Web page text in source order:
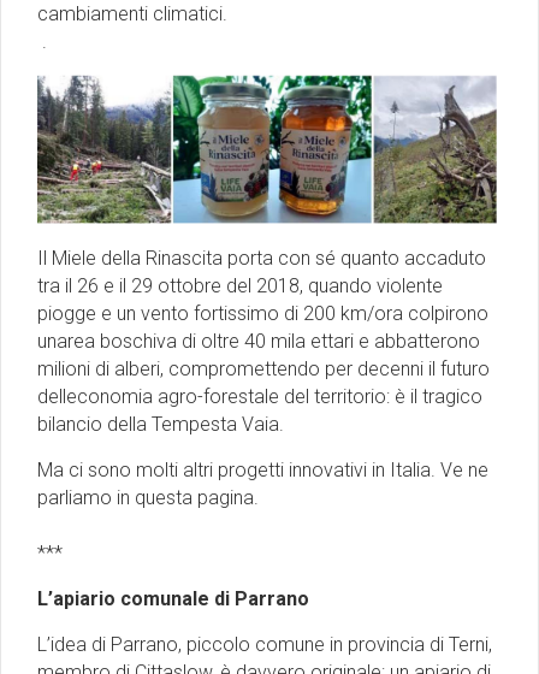
cambiamenti climatici.
Il Miele della Rinascita porta con sé quanto accaduto
tra il 26 e il 29 ottobre del 2018, quando violente
piogge e un vento fortissimo di 200 km/ora colpirono
unarea boschiva di oltre 40 mila ettari e abbatterono
milioni di alberi, compromettendo per decenni il futuro
delleconomia agro-forestale del territorio: è il tragico
bilancio della Tempesta Vaia.
Ma ci sono molti altri progetti innovativi in Italia. Ve ne
parliamo in questa pagina.
***
L’apiario comunale di Parrano
L’idea di Parrano, piccolo comune in provincia di Terni,